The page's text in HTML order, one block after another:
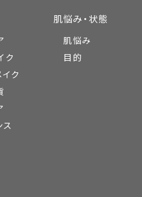
ク
イク
ス
肌悩み・状態
肌悩み
目的